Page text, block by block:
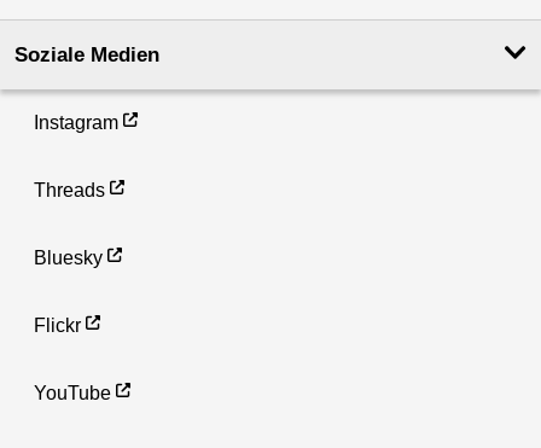
Soziale Medien
Instagram
Threads
Bluesky
Flickr
YouTube